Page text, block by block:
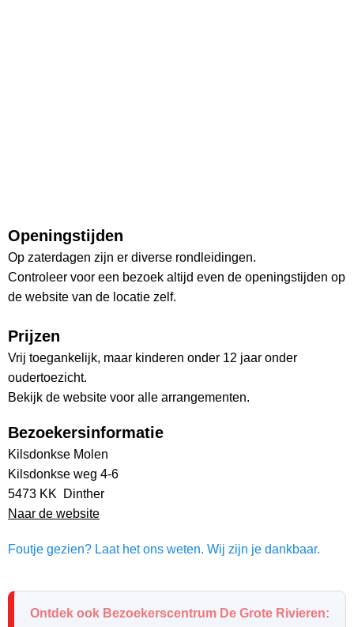
Openingstijden
Op zaterdagen zijn er diverse rondleidingen.
Controleer voor een bezoek altijd even de openingstijden op
de website van de locatie zelf.
Prijzen
Vrij toegankelijk, maar kinderen onder 12 jaar onder
oudertoezicht.
Bekijk de website voor alle arrangementen.
Bezoekersinformatie
Kilsdonkse Molen
Kilsdonkse weg 4-6
5473 KK Dinther
Naar de website
Foutje gezien? Laat het ons weten. Wij zijn je dankbaar.
Ontdek ook Bezoekerscentrum De Grote Rivieren: